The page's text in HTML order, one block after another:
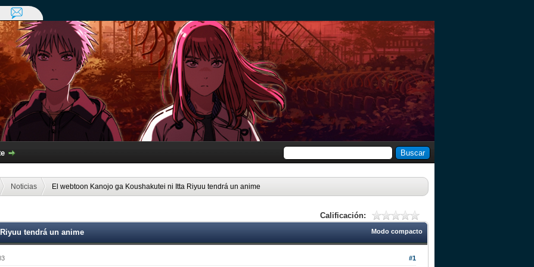
Noticias El webtoon Kanojo ga Koushakutei ni Itta Riyuu tendrá un anime
Calificación:
Modo compacto
tendrá un anime
#1